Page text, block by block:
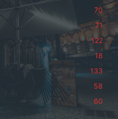
70
71
122
18
133
58
60